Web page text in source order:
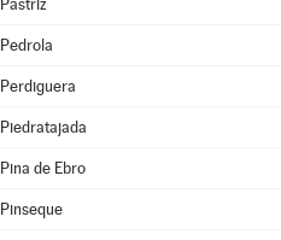
Pastriz
Pedrola
Perdiguera
Piedratajada
Pina de Ebro
Pinseque